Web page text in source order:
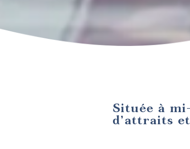
Située à
d’attraits